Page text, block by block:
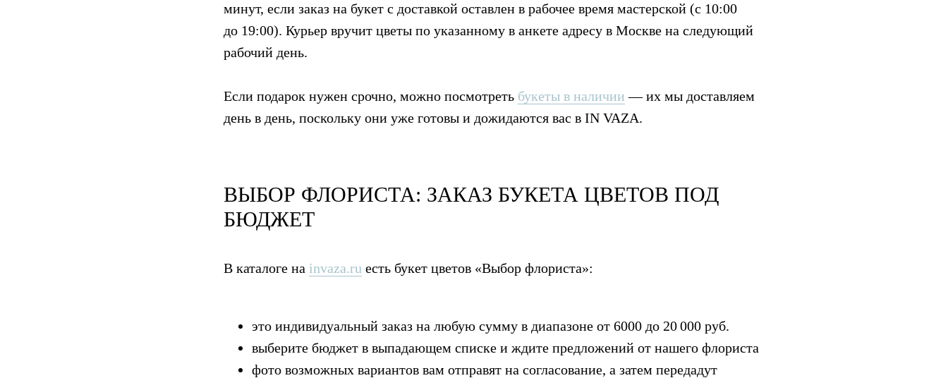
минут, если заказ на букет с доставкой оставлен в рабочее время мастерской (с 10:00
до 19:00). Курьер вручит цветы по указанному в анкете адресу в Москве на следующий
рабочий день.
Если подарок нужен срочно, можно посмотреть букеты в наличии — их мы доставляем
день в день, поскольку они уже готовы и дожидаются вас в IN VAZA.
ВЫБОР ФЛОРИСТА: ЗАКАЗ БУКЕТА ЦВЕТОВ ПОД
БЮДЖЕТ
В каталоге на invaza.ru есть букет цветов «Выбор флориста»:
это индивидуальный заказ на любую сумму в диапазоне от 6000 до 20 000 руб.
выберите бюджет в выпадающем списке и ждите предложений от нашего флориста
фото возможных вариантов вам отправят на согласование, а затем передадут